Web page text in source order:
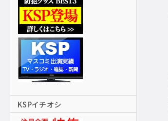
KSPイチオシ